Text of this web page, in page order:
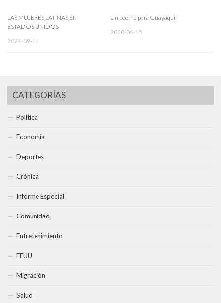
LAS MUJERES LATINAS EN
ESTADOS UNIDOS
2024-09-11
Un poema para Guayaquil
2020-04-15
CATEGORÍAS
Política
Economía
Deportes
Crónica
Informe Especial
Comunidad
Entretenimiento
EEUU
Migración
Salud